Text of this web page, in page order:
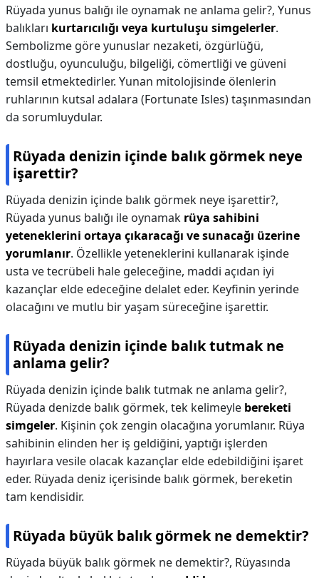
Rüyada yunus balığı ile oynamak ne anlama gelir?, Yunus
balıkları kurtarıcılığı veya kurtuluşu simgelerler.
Sembolizme göre yunuslar nezaketi, özgürlüğü,
dostluğu, oyunculuğu, bilgeliği, cömertliği ve güveni
temsil etmektedirler. Yunan mitolojisinde ölenlerin
ruhlarının kutsal adalara (Fortunate Isles) taşınmasından
da sorumluydular.
Rüyada denizin içinde balık görmek neye
işarettir?
Rüyada denizin içinde balık görmek neye işarettir?,
Rüyada yunus balığı ile oynamak rüya sahibini
yeteneklerini ortaya çıkaracağı ve sunacağı üzerine
yorumlanır. Özellikle yeteneklerini kullanarak işinde
usta ve tecrübeli hale geleceğine, maddi açıdan iyi
kazançlar elde edeceğine delalet eder. Keyfinin yerinde
olacağını ve mutlu bir yaşam süreceğine işarettir.
Rüyada denizin içinde balık tutmak ne
anlama gelir?
Rüyada denizin içinde balık tutmak ne anlama gelir?,
Rüyada denizde balık görmek, tek kelimeyle bereketi
simgeler. Kişinin çok zengin olacağına yorumlanır. Rüya
sahibinin elinden her iş geldiğini, yaptığı işlerden
hayırlara vesile olacak kazançlar elde edebildiğini işaret
eder. Rüyada deniz içerisinde balık görmek, bereketin
tam kendisidir.
Rüyada büyük balık görmek ne demektir?
Rüyada büyük balık görmek ne demektir?, Rüyasında